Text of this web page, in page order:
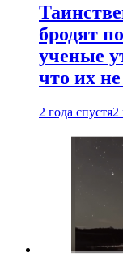
бродят
ученые
что их
2 года спустя2